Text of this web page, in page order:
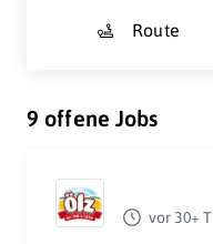
Route
9 offene Jobs
vor 30+ T